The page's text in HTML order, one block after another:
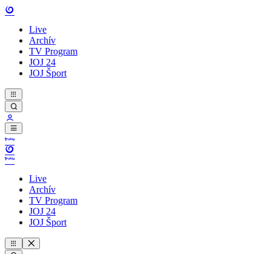
Live
Archív
TV Program
JOJ 24
JOJ Šport
Live
Archív
TV Program
JOJ 24
JOJ Šport